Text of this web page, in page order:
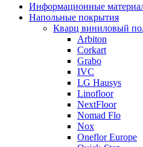
Информационные
Напольные покрытия
Кварц виниловый
Arbiton
Corkart
Grabo
IVC
LG Hausys
Linofloor
NextFloor
Nomad Flo
Nox
Oneflor Europe